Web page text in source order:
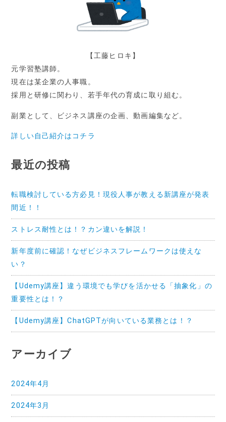
【工藤ヒロキ】
元学習塾講師。
現在は某企業の人事職。
採用と研修に関わり、若手年代の育成に取り組む。
副業として、ビジネス講座の企画、動画編集など。
詳しい自己紹介はコチラ
最近の投稿
転職検討している方必見！現役人事が教える新講座が発表
間近！！
ストレス耐性とは！？カン違いを解説！
新年度前に確認！なぜビジネスフレームワークは使えな
い？
【Udemy講座】違う環境でも学びを活かせる「抽象化」の
重要性とは！？
【Udemy講座】ChatGPTが向いている業務とは！？
アーカイブ
2024年4月
2024年3月